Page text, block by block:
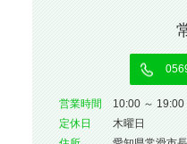
営業時間
10:00 ～ 19:00
定休⽇
木曜日